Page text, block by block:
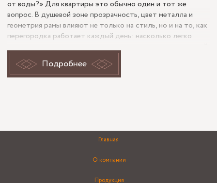
от воды?» Для квартиры это обычно один и тот же
вопрос. В душевой зоне прозрачность, цвет металла и
геометрия рамы влияют не только на стиль, но и на то, как
перегородка работает каждый день: насколько легко
зоны, не перегружает ли конструкция помещение.
Лофт-перегородка в ванной ценится за графичность:
оставляет помещение визуально открытым. Для квартиры
большой: глухая кабина делает объем тяжелее, а
Подробнее
Главная
О компании
Продукция